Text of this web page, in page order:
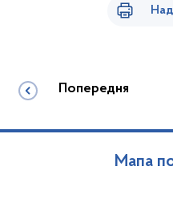
Попередня
Мапа